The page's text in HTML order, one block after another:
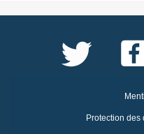
Protection